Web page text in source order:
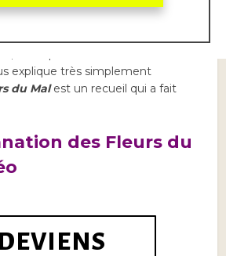
explique très simplement
du Malest un recueil qui a fait
des Fleurs du
DEVIENS